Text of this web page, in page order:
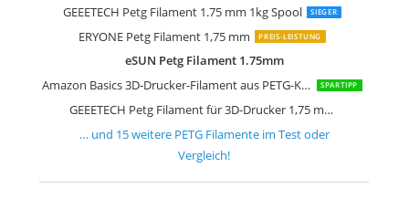
GEEETECH Petg Filament 1.75 mm 1kg Spool SIEGER
ERYONE Petg Filament 1,75 mm PREIS-LEISTUNG
eSUN Petg Filament 1.75mm
Amazon Basics 3D-Drucker-Filament aus PETG-Kunststoff
SPARTIPP
GEEETECH Petg Filament für 3D-Drucker 1,75 mm weiß
GEEETECH Petg 1,75mm Filament
GEEETECH Petg Filament 1.75 mm
GEEETECH Petg Filament 1.75 mm
ERYONE Petg Filament 1,75 mm
ERYONE Petg Filament 1,75 mm
ERYONE Petg Filament 1,75 mm
eSUN Petg Filament 1.75mm
eSUN Petg Filament 1.75mm
eSUN Petg Filament 1.75mm
eSUN Petg Filament 1.75mm
iSANMATE Petg Filament 1.75
… und 15weitere PETG Filamenteim Test oder
Vergleich!